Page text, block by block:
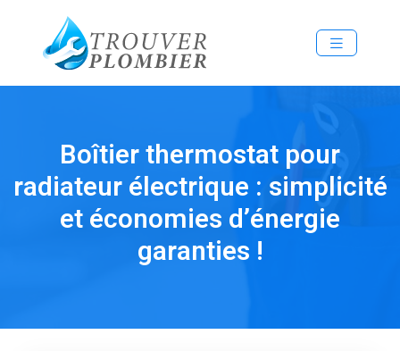
Boîtier thermostat pour
radiateur électrique : simplicité
et économies d’énergie
garanties !